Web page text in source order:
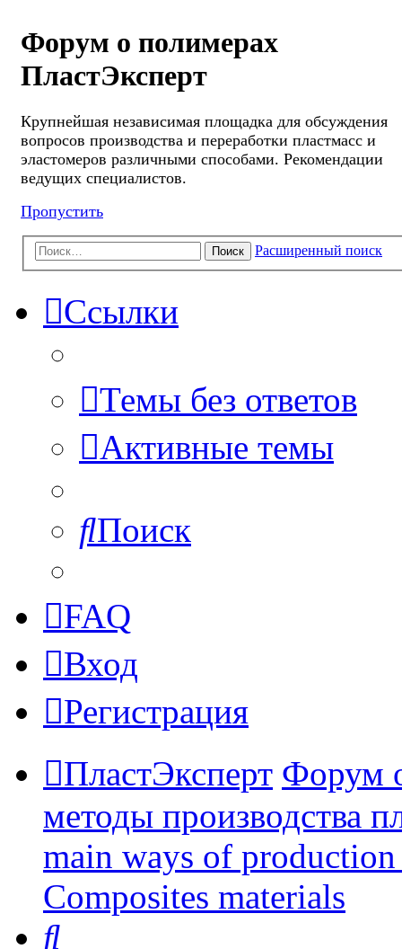
Форум о полимерах
ПластЭксперт
Крупнейшая независимая площадка для обсуждения
вопросов производства и переработки пластмасс и
эластомеров различными способами. Рекомендации
ведущих специалистов.
Пропустить
Поиск Расширенный поиск
Ссылки
Темы без ответов
Активные темы
Поиск
FAQ
Вход
Регистрация
ПластЭксперт Форум
методы производства
main ways of
Сomposites materials